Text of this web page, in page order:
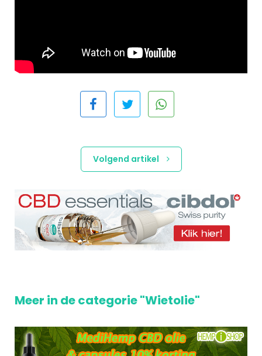
Volgend artikel
Meer in de categorie "Wietolie"